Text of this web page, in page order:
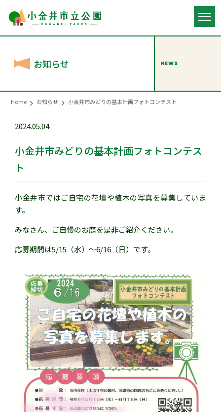
お知らせ NEWS
Home お知らせ 小金井市みどりの基本計画フォトコンテスト
2024.05.04
小金井市みどりの基本計画フォトコンテス
ト
小金井市ではご自宅の花壇や植木の写真を募集していま
す。
みなさん、ご自慢のお庭を是非ご紹介ください。
応募期間は5/15（水）～6/16（日）です。